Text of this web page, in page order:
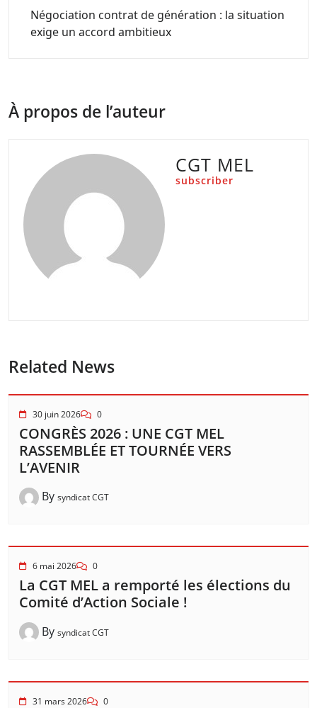
Négociation contrat de génération : la situation
exige un accord ambitieux
À propos de l’auteur
CGT MEL
subscriber
Related News
30 juin 2026 0
CONGRÈS 2026 : UNE CGT MEL
RASSEMBLÉE ET TOURNÉE VERS
L’AVENIR
By syndicat CGT
6 mai 2026 0
La CGT MEL a remporté les élections du
Comité d’Action Sociale !
By syndicat CGT
31 mars 2026 0